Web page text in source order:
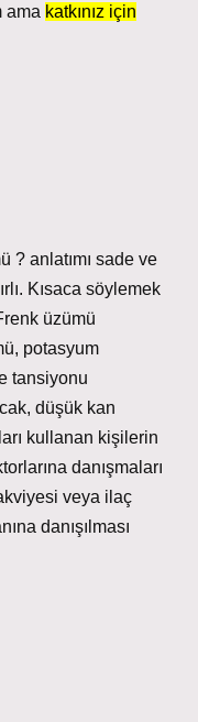
ama katkınız için
? anlatımı sade ve
Kısaca söylemek
üzümü
potasyum
tansiyonu
düşük kan
kullanan kişilerin
danışmaları
veya ilaç
danışılması